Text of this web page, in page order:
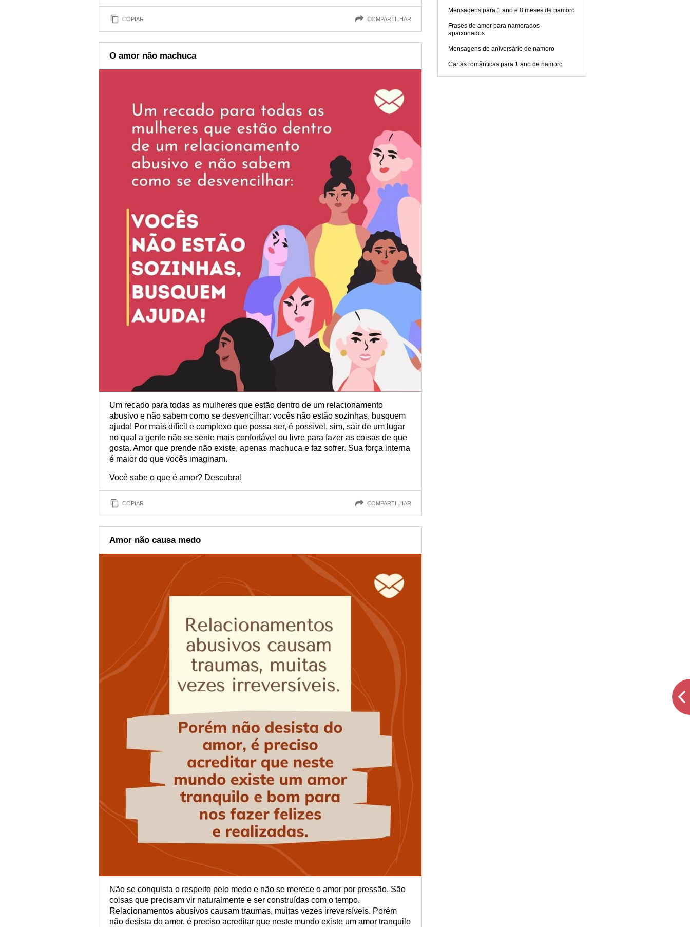
COPIAR COMPARTILHAR
O amor não machuca
Um recado para todas as mulheres que estão dentro de um relacionamento
abusivo e não sabem como se desvencilhar: vocês não estão sozinhas, busquem
ajuda! Por mais difícil e complexo que possa ser, é possível, sim, sair de um lugar
no qual a gente não se sente mais confortável ou livre para fazer as coisas de que
gosta. Amor que prende não existe, apenas machuca e faz sofrer. Sua força interna
é maior do que vocês imaginam.
Você sabe o que é amor? Descubra!
COPIAR COMPARTILHAR
Amor não causa medo
Não se conquista o respeito pelo medo e não se merece o amor por pressão. São
coisas que precisam vir naturalmente e ser construídas com o tempo.
Relacionamentos abusivos causam traumas, muitas vezes irreversíveis. Porém
não desista do amor, é preciso acreditar que neste mundo existe um amor tranquilo
Mensagens para 1 ano e 8 meses de namoro
Frases de amor para namorados
apaixonados
Mensagens de aniversário de namoro
Cartas românticas para 1 ano de namoro